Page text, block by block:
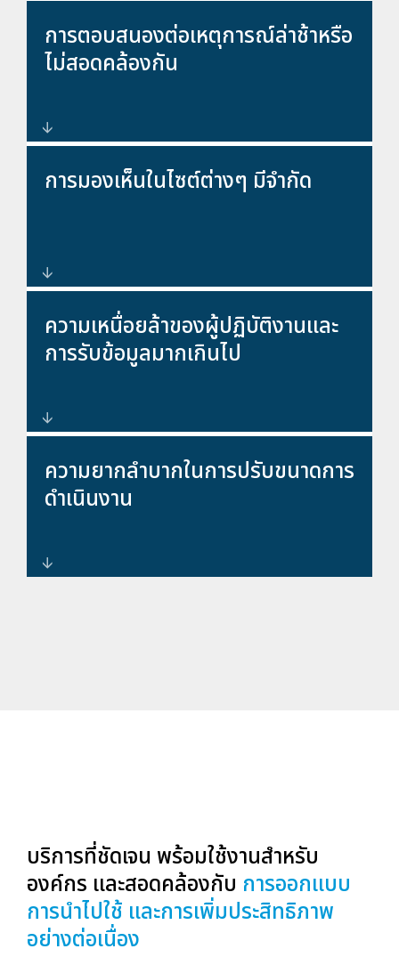
โซลูชันควบคุมความปลอดภัยแบบ
ครบวงจรที่รวมศูนย์ข้อมูลและการ
การตอบสนองต่อเหตุการณ์ล่าช้าหรือ
ไม่สอดคล้องกัน
ระบบแจ้งเตือนแบบเรียลไทม์
การมองเห็นในไซต์ต่างๆ มีจำกัด
การตรวจสอบทั่วทั้งองค์กรจากสภาพ
แวดล้อม SOC เดียว
ความเหนื่อยล้าของผู้ปฏิบัติงานและ
การรับข้อมูลมากเกินไป
การสร้างภาพข้อมูลเฉพาะกิจที่ให้
ความสำคัญกับข้อมูลสำคัญเป็น
ความยากลำบากในการปรับขนาดการ
ดำเนินงาน
บริการที่ชัดเจน พร้อมใช้งานสำหรับ
องค์กร และสอดคล้องกับ การออกแบบ
การนำไปใช้ และการเพิ่มประสิทธิภาพ
อย่างต่อเนื่อง